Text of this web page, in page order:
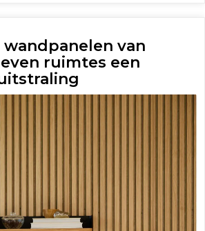
van
ruimtes een